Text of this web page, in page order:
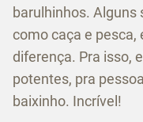
barulhinhos.
como caça e pesca,
diferença. Pra isso,
potentes, pra
baixinho. Incrível!